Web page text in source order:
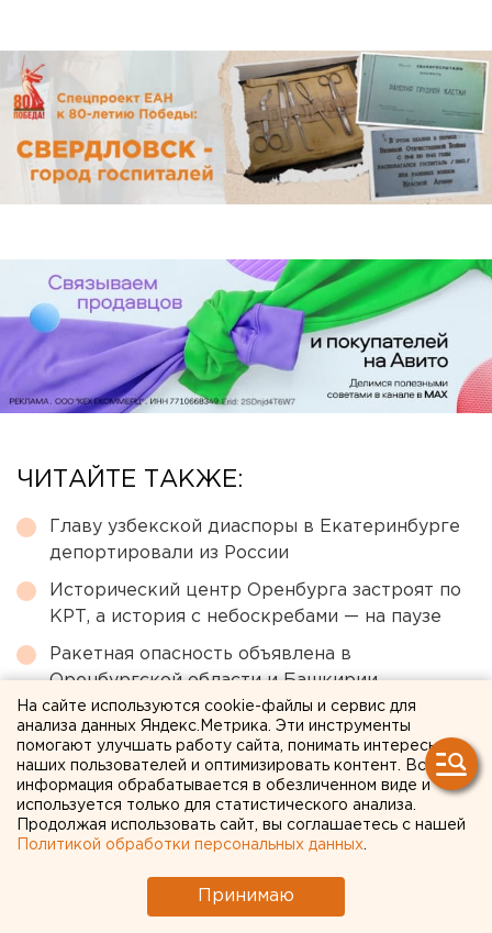
ЧИТАЙТЕ ТАКЖЕ:
Главу узбекской диаспоры в Екатеринбурге
депортировали из России
Исторический центр Оренбурга застроят по
КРТ, а история с небоскребами — на паузе
Ракетная опасность объявлена в
Оренбургской области и Башкирии
Федеральные компании не могут найти в
Екатеринбурге земли под апартаменты
МИД призвал россиян готовиться к затяжной
войне
На сайте используются cookie-файлы и сервис для
анализа данных Яндекс.Метрика. Эти инструменты
помогают улучшать работу сайта, понимать интересы
наших пользователей и оптимизировать контент. Вся
информация обрабатывается в обезличенном виде и
используется только для статистического анализа.
Продолжая использовать сайт, вы соглашаетесь с нашей
Политикой обработки персональных данных
Принимаю